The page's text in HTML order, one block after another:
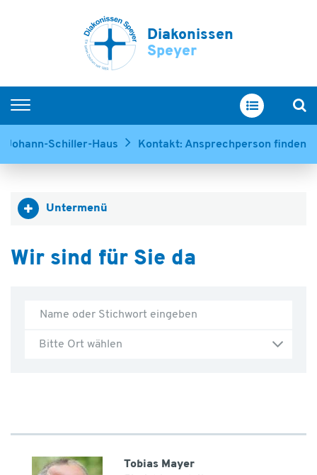
Diakonissen
Speyer
Startseite
Pflege und Betreuung
Unsere Einrichtungen
Johann-Schiller-Haus Kontakt: Ansprechperson finden
Untermenü
Wir sind für Sie da
Bitte Ort wählen
Tobias Mayer